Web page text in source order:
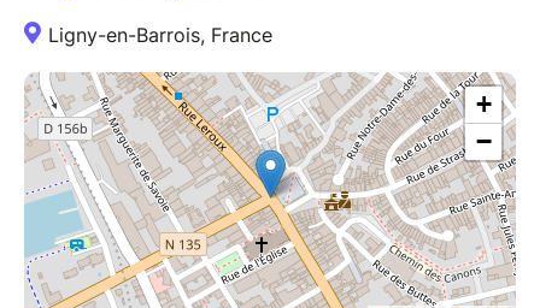
Ligny-en-Barrois, France
+
−